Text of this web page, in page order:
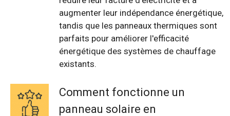
augmenter leur indépendance énergétique,
tandis que les panneaux thermiques sont
parfaits pour améliorer l'efficacité
énergétique des systèmes de chauffage
existants.
Comment fonctionne un
panneau solaire en